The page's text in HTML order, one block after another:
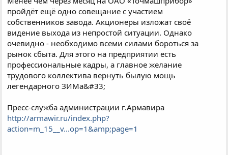
пройдёт ещё одно совещание с участием
собственников завода. Акционеры изложат своё
видение выхода из непростой ситуации. Однако
очевидно - необходимо всеми силами бороться за
рынок сбыта. Для этого на предприятии есть
профессиональные кадры, а главное желание
трудового коллектива вернуть былую мощь
легендарного ЗИМа&#33;
Пресс-служба администрации г.Армавира
http://armawir.ru/index.php?
action=m_15__v...op=1&amp;page=1